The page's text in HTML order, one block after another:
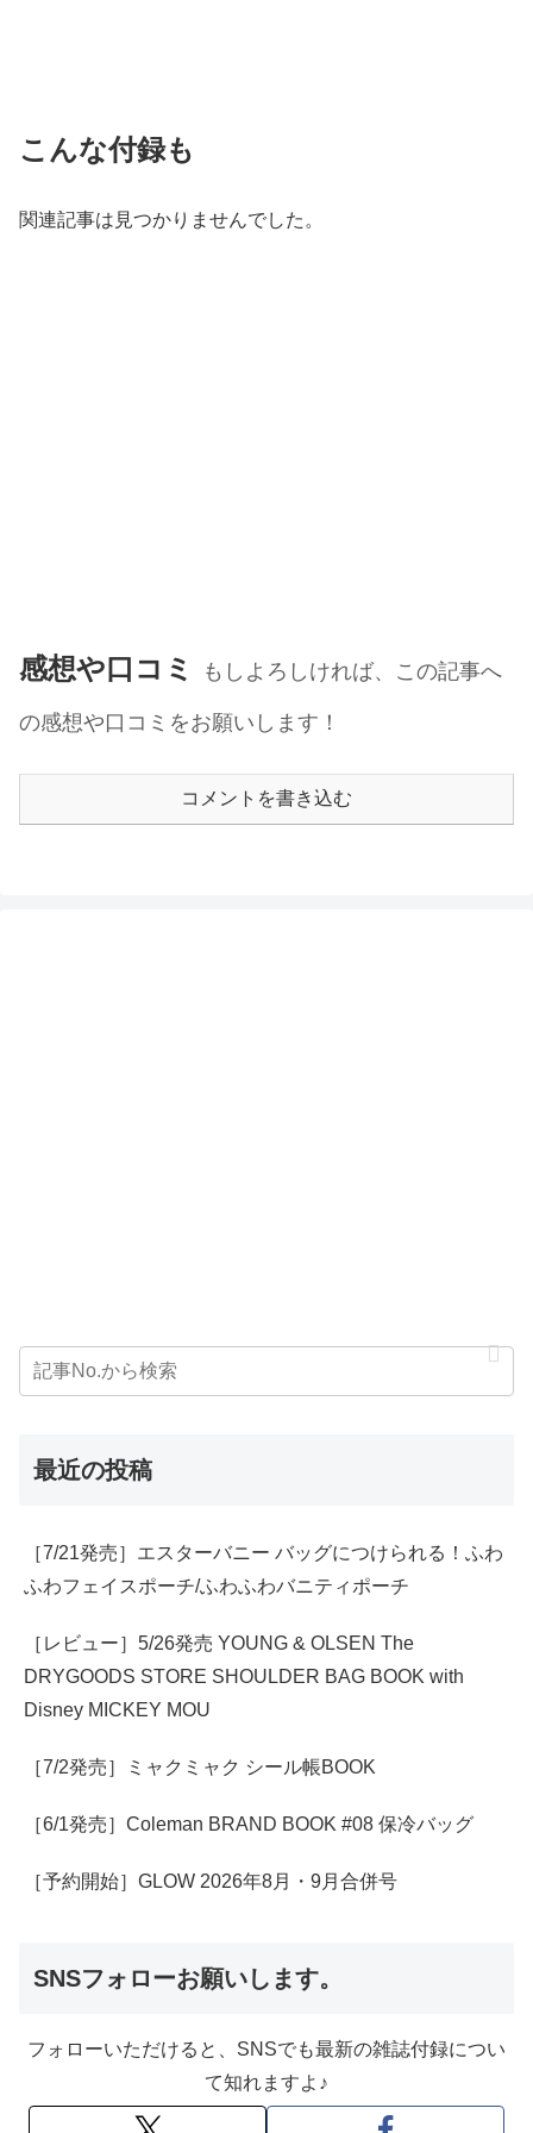
こんな付録も
関連記事は見つかりませんでした。
感想や口コミ
もしよろしければ、この記事へ
の感想や口コミをお願いします！
コメントを書き込む
最近の投稿
［7/21発売］エスターバニー バッグにつけられる！ふわ
ふわフェイスポーチ/ふわふわバニティポーチ
［レビュー］5/26発売 YOUNG & OLSEN The
DRYGOODS STORE SHOULDER BAG BOOK with
Disney MICKEY MOU
［7/2発売］ミャクミャク シール帳BOOK
［6/1発売］Coleman BRAND BOOK #08 保冷バッグ
［予約開始］GLOW 2026年8月・9月合併号
SNSフォローお願いします。
フォローいただけると、SNSでも最新の雑誌付録につい
て知れますよ♪